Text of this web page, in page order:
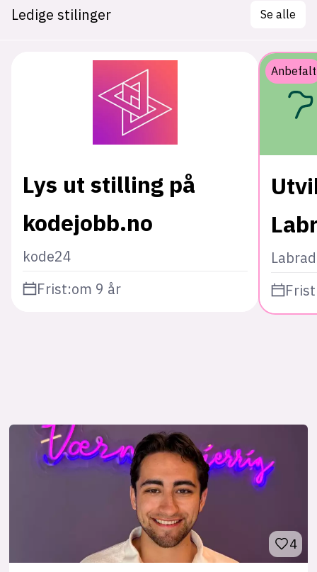
Ledige stilinger Se alle
Lys ut stilling på
kodejobb.no
kode24
Frist:om 9 år
Anbefalt
4